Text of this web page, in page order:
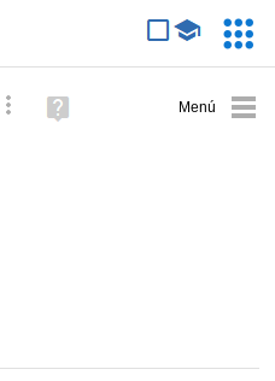
Búsqueda avanzada
Ayuda
(en